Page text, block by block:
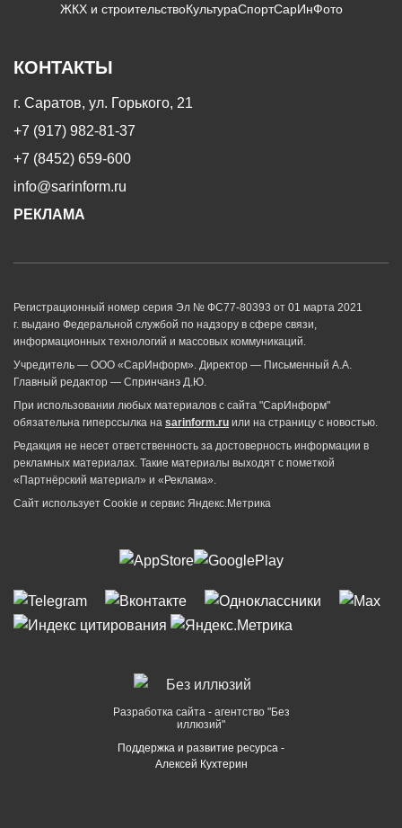
ЖКХ и строительствоКультураСпортСарИнФото
КОНТАКТЫ
г. Саратов, ул. Горького, 21
+7 (917) 982-81-37
+7 (8452) 659-600
info@sarinform.ru
РЕКЛАМА
Регистрационный номер серия Эл № ФС77-80393 от 01 марта 2021
г. выдано Федеральной службой по надзору в сфере связи,
информационных технологий и массовых коммуникаций.
Учредитель — ООО «СарИнформ». Директор — Письменный А.А.
Главный редактор — Спринчанэ Д.Ю.
При использовании любых материалов с сайта "СарИнформ"
обязательна гиперссылка на sarinform.ru или на страницу с новостью.
Редакция не несет ответственность за достоверность информации в
рекламных материалах. Такие материалы выходят с пометкой
«Партнёрский материал» и «Реклама».
Сайт использует Cookie и сервиc Яндекс.Метрика
Разработка сайта - агентство "Без
иллюзий"
Поддержка и развитие ресурса -
Алексей Кухтерин